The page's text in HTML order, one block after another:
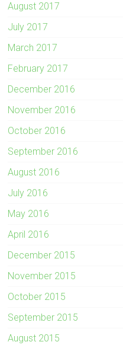
August 2017
July 2017
March 2017
February 2017
December 2016
November 2016
October 2016
September 2016
August 2016
July 2016
May 2016
April 2016
December 2015
November 2015
October 2015
September 2015
August 2015